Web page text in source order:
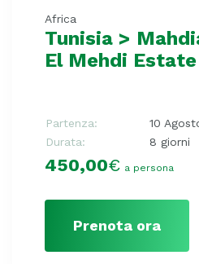
Africa
Tunisia >
El Mehdi
Partenza:
10
Durata:
8 giorni
450,00€ a persona
Prenota ora